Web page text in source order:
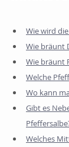
Wie wird
Wie bräunt
Wie bräunt
Welche
Wo kann
Gibt es
Welches